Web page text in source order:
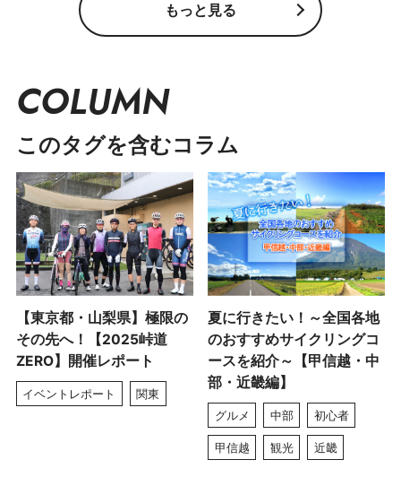
もっと見る
COLUMN
このタグを含むコラム
【東京都・山梨県】極限の
その先へ！【2025峠道
ZERO】開催レポート
イベントレポート 関東
夏に行きたい！～全国各地
のおすすめサイクリングコ
ースを紹介～【甲信越・中
部・近畿編】
グルメ 中部 初心者
甲信越 観光 近畿